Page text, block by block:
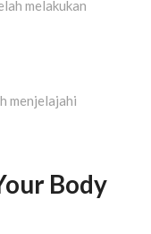
melakukan
menjelajahi
Body